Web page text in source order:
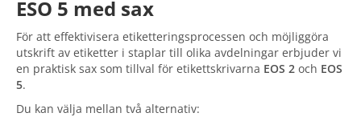
ESO 5 med sax
För att effektivisera etiketteringsprocessen och möjliggöra
utskrift av etiketter i staplar till olika avdelningar erbjuder vi
en praktisk sax som tillval för etikettskrivarna EOS 2 och EOS
5.
Du kan välja mellan två alternativ: